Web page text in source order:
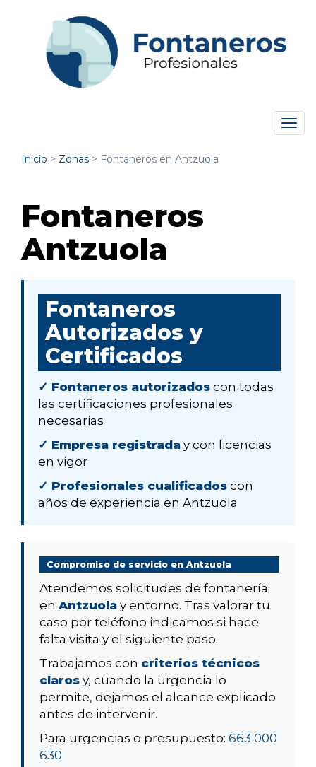
Inicio > Zonas > Fontaneros en Antzuola
Fontaneros
Antzuola
Fontaneros
Autorizados y
Certificados
✓ Fontaneros autorizados con todas
las certificaciones profesionales
necesarias
✓ Empresa registrada y con licencias
en vigor
✓ Profesionales cualificados con
años de experiencia en Antzuola
Compromiso de servicio en Antzuola
Atendemos solicitudes de fontanería
en Antzuola y entorno. Tras valorar tu
caso por teléfono indicamos si hace
falta visita y el siguiente paso.
Trabajamos con criterios técnicos
claros y, cuando la urgencia lo
permite, dejamos el alcance explicado
antes de intervenir.
Para urgencias o presupuesto: 663 000
630